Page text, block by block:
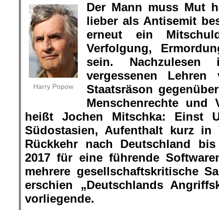
Harry Popow
Der Mann muss Mut
lieber als Antisemit
erneut ein
Verfolgung,
sein.
vergessenen
Staatsräson
Menschenrechte und
heißt Jochen Mitschka: Einst
Südostasien, Aufenthalt kurz
Rückkehr nach Deutschland
2017 für eine führende
mehrere gesellschaftskritische
erschien „Deutschlands
vorliegende.